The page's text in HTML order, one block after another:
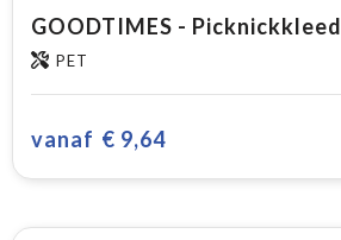
GOODTIMES - Picknickkleed
PET
vanaf € 9,64